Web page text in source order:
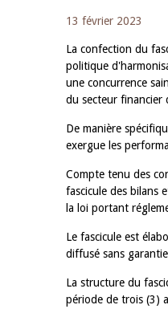
13 février 2023
La confection du
politique
une concurrence
du secteur financier
De manière
exergue les
Compte tenu des
fascicule des bilans
la loi portant
Le fascicule est
diffusé sans
La structure du
période de trois (3)